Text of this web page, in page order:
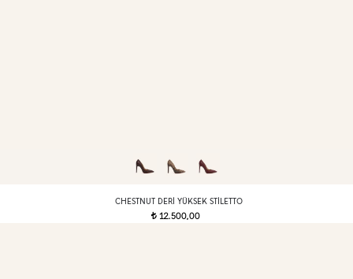
CHESTNUT DERI YÜKSEK STILETTO
t 12.500,00